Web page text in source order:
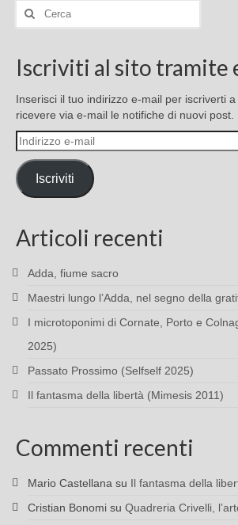
Cerca:
Iscriviti al sito tramite
Inserisci il tuo indirizzo e-mail per iscriverti
ricevere via e-mail le notifiche di nuovi post.
Indirizzo
e-
mail
Iscriviti
Articoli recenti
Adda, fiume sacro
Maestri lungo l’Adda, nel segno della
I microtoponimi di Cornate, Porto e
2025)
Passato Prossimo (Selfself 2025)
Il fantasma della libertà (Mimesis 2011)
Commenti recenti
Mario Castellana su Il fantasma della
Cristian Bonomi su Quadreria Crivelli,